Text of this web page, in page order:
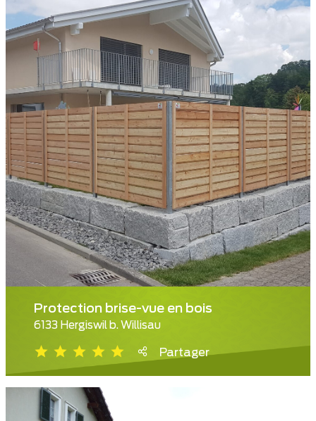
Protection brise-vue en bois
6133 Hergiswil b. Willisau
Partager